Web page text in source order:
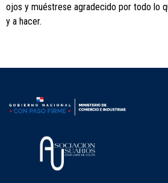
ojos y muéstrese agradecido por todo lo
y a hacer.